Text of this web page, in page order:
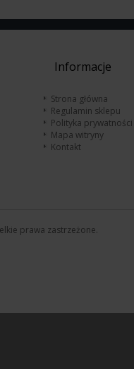
Informacje
Strona główna
Regulamin sklepu
Polityka prywatności
Mapa witryny
Kontakt
prawa zastrzeżone.